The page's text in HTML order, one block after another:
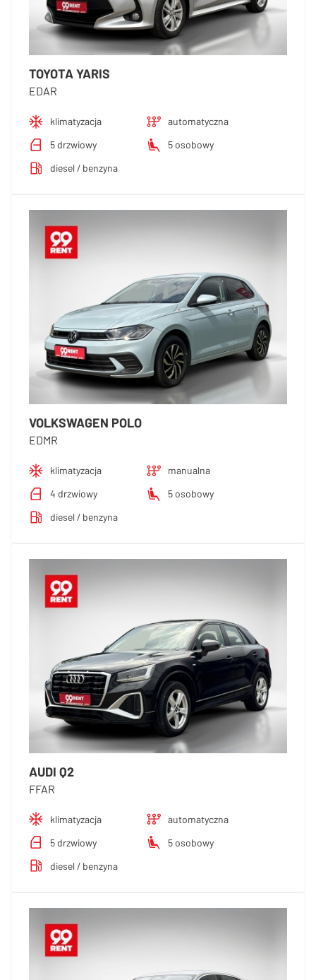
TOYOTA YARIS
EDAR
klimatyzacja
automatyczna
5 drzwiowy
5 osobowy
diesel / benzyna
VOLKSWAGEN POLO
EDMR
klimatyzacja
manualna
4 drzwiowy
5 osobowy
diesel / benzyna
AUDI Q2
FFAR
klimatyzacja
automatyczna
5 drzwiowy
5 osobowy
diesel / benzyna